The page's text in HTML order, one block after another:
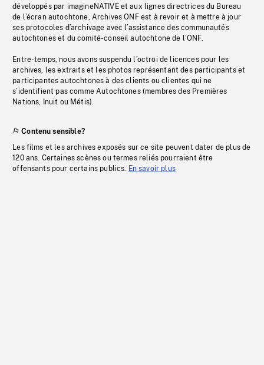
développés par imagineNATIVE et aux lignes directrices du Bureau
de l’écran autochtone, Archives ONF est à revoir et à mettre à jour
ses protocoles d’archivage avec l’assistance des communautés
autochtones et du comité-conseil autochtone de l’ONF.
Entre-temps, nous avons suspendu l’octroi de licences pour les
archives, les extraits et les photos représentant des participants et
participantes autochtones à des clients ou clientes qui ne
s’identifient pas comme Autochtones (membres des Premières
Nations, Inuit ou Métis).
Contenu sensible?
Les films et les archives exposés sur ce site peuvent dater de plus de
120 ans. Certaines scènes ou termes reliés pourraient être
offensants pour certains publics. En savoir plus